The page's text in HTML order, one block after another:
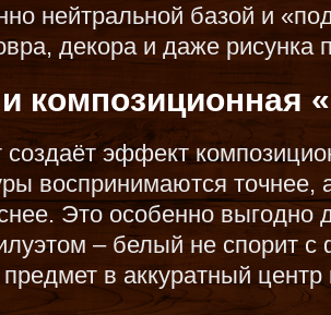
нейтральной базой и
декора и даже рисунка
композиционная
эффект
воспринимаются
Это особенно выгодно
– белый не спорит с
в аккуратный